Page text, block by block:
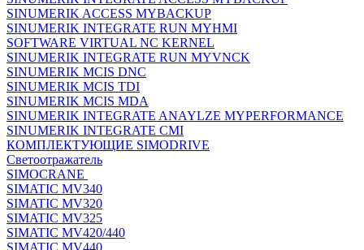
SINUMERIK ACCESS MYBACKUP
SINUMERIK INTEGRATE RUN MYHMI
SOFTWARE VIRTUAL NC KERNEL
SINUMERIK INTEGRATE RUN MYVNCK
SINUMERIK MCIS DNC
SINUMERIK MCIS TDI
SINUMERIK MCIS MDA
SINUMERIK INTEGRATE ANAYLZE MYPERFORMANCE
SINUMERIK INTEGRATE CMI
КОМПЛЕКТУЮЩИЕ SIMODRIVE
Светоотражатель
SIMOCRANE
SIMATIC MV340
SIMATIC MV320
SIMATIC MV325
SIMATIC MV420/440
SIMATIC MV440